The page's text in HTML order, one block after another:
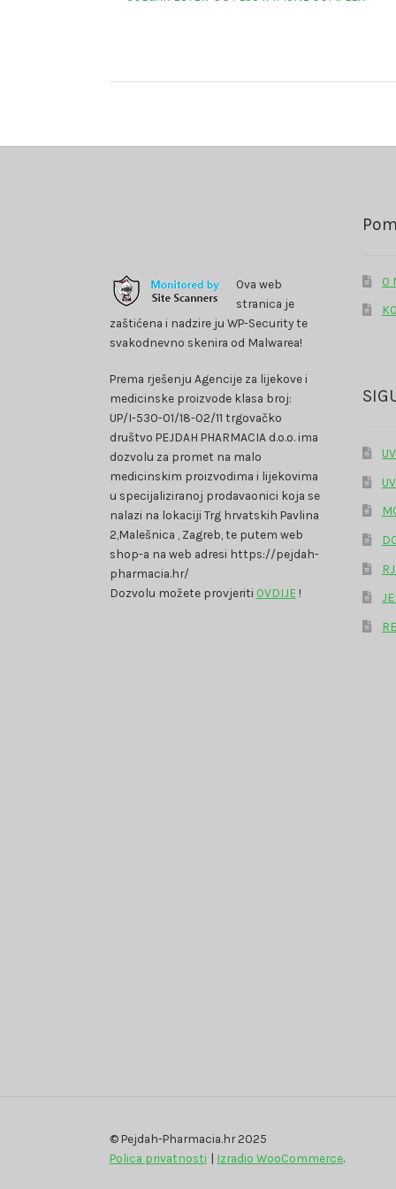
Ova web
stranica je
zaštićena i nadzire ju WP-Security te
svakodnevno skenira od Malwarea!
Prema rješenju Agencije za lijekove i
medicinske proizvode klasa broj:
UP/I-530-01/18-02/11 trgovačko
društvo PEJDAH PHARMACIA d.o.o. ima
dozvolu za promet na malo
medicinskim proizvodima i lijekovima
u specijaliziranoj prodavaonici koja se
nalazi na lokaciji Trg hrvatskih Pavlina
2,Malešnica , Zagreb, te putem web
shop-a na web adresi https://pejdah-
pharmacia.hr/
Dozvolu možete provjeriti OVDIJE!
O
© Pejdah-Pharmacia.hr 2025
Polica privatnosti
Izradio WooCommerce.